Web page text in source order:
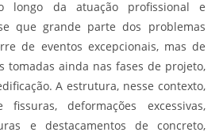
longo da atuação profissional e
que grande parte dos problemas
de eventos excepcionais, mas de
tomadas ainda nas fases de projeto,
A estrutura, nesse contexto,
deformações excessivas,
e destacamentos de concreto,